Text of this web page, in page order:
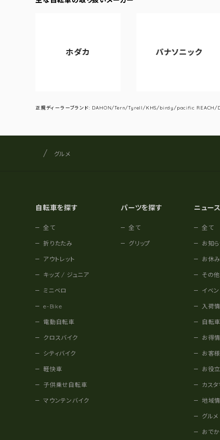
ホダカ パナソニック
正規ディーラーブランド: DAHON/Tern/Tyrell/KHS/birdy/pacific
サイト内の現在地
サイクルショップナカゴヤ
グルメ
自転車を探す
全て
折りたたみ
アウトレット
キッズ / ジュニア
ミニベロ
e-Bike
電動自転車
クロスバイク
シティバイク
軽快車
子供乗せ自転車
マウンテンバイク
パーツを探す
全て
グリップ
ニュー
全て
お知
お休
その
イベン
入荷
自転
お得
お客様
お役
カス
地域
グルメ
おで